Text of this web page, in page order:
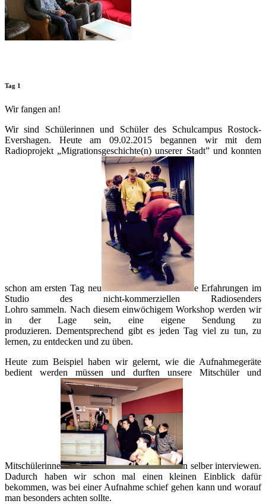
Tag 1
Wir fangen an!
Wir sind Schülerinnen und Schüler des Schulcampus Rostock-
Evershagen. Heute am 09.02.2015 begannen wir mit dem
Radioprojekt „Migrationsgeschichte(n) unserer Stadt” und konnten
schon am ersten Tag neu
e Erfahrungen im
Studio des nicht-kommerziellen Radiosenders
Lohro sammeln. Nach diesem einwöchigem Workshop werden wir
in der Lage sein, eine eigene Sendung zu
produzieren. Dementsprechend gibt es jeden Tag viel zu tun, zu
lernen, zu entdecken und zu üben.
Heute zum Beispiel haben wir gelernt, wie die Aufnahmegeräte
bedient werden müssen und durften unsere Mitschüler und
Mitschülerinne
n selber interviewen.
Dadurch haben wir schon mal einen kleinen Einblick dafür
bekommen, was bei einer Aufnahme schief gehen kann und worauf
man besonders achten sollte.